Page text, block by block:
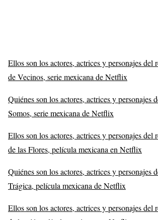
Ellos son los actores, actrices y personajes del
de Vecinos, serie mexicana de Netflix
Quiénes son los actores, actrices y personajes
Somos, serie mexicana de Netflix
Ellos son los actores, actrices y personajes del
de las Flores, película mexicana en Netflix
Quiénes son los actores, actrices y personajes
Trágica, película mexicana de Netflix
Ellos son los actores, actrices y personajes del